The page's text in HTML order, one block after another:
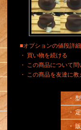
■オプションの値段詳
・ 買い物を続ける
・
この商品について
・
この商品を友達に教
・
・
・